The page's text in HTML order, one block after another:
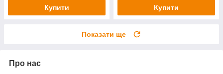
Купити Купити
Показати ще
Про нас